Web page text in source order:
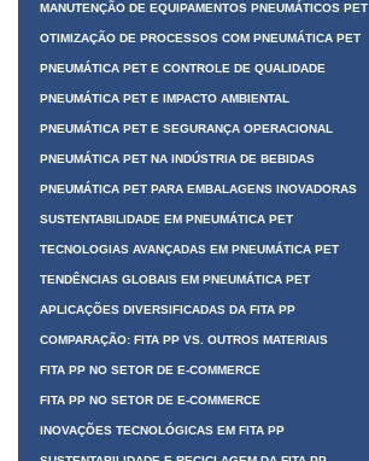
MANUTENÇÃO DE EQUIPAMENTOS PNEUMÁTICOS PET
OTIMIZAÇÃO DE PROCESSOS COM PNEUMÁTICA PET
PNEUMÁTICA PET E CONTROLE DE QUALIDADE
PNEUMÁTICA PET E IMPACTO AMBIENTAL
PNEUMÁTICA PET E SEGURANÇA OPERACIONAL
PNEUMÁTICA PET NA INDÚSTRIA DE BEBIDAS
PNEUMÁTICA PET PARA EMBALAGENS INOVADORAS
SUSTENTABILIDADE EM PNEUMÁTICA PET
TECNOLOGIAS AVANÇADAS EM PNEUMÁTICA PET
TENDÊNCIAS GLOBAIS EM PNEUMÁTICA PET
APLICAÇÕES DIVERSIFICADAS DA FITA PP
COMPARAÇÃO: FITA PP VS. OUTROS MATERIAIS
FITA PP NO SETOR DE E-COMMERCE
FITA PP NO SETOR DE E-COMMERCE
INOVAÇÕES TECNOLÓGICAS EM FITA PP